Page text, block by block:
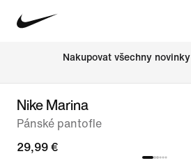
Nakupovat všechny novinky
Nike Marina
Pánské pantofle
29,99 €